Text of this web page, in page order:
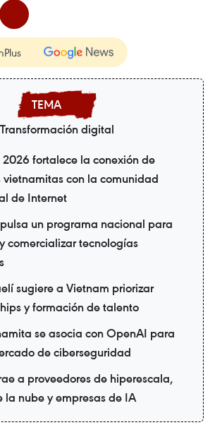
Transformación digital
2026 fortalece la conexión de
vietnamitas con la comunidad
de Internet
un programa nacional para
comercializar tecnologías
sugiere a Vietnam priorizar
y formación de talento
se asocia con OpenAI para
de ciberseguridad
a proveedores de hiperescala,
la nube y empresas de IA